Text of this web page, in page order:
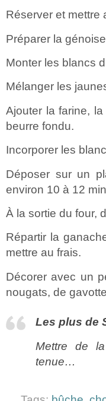
Réserver et mettre
Préparer la
Monter les blancs
Mélanger les
Ajouter la farine,
beurre fondu.
Incorporer les
Déposer sur un
environ 10 à 12
À la sortie du four,
Répartir la
mettre au frais.
Décorer avec un
nougats, de
Les plus de
Mettre de
tenue…